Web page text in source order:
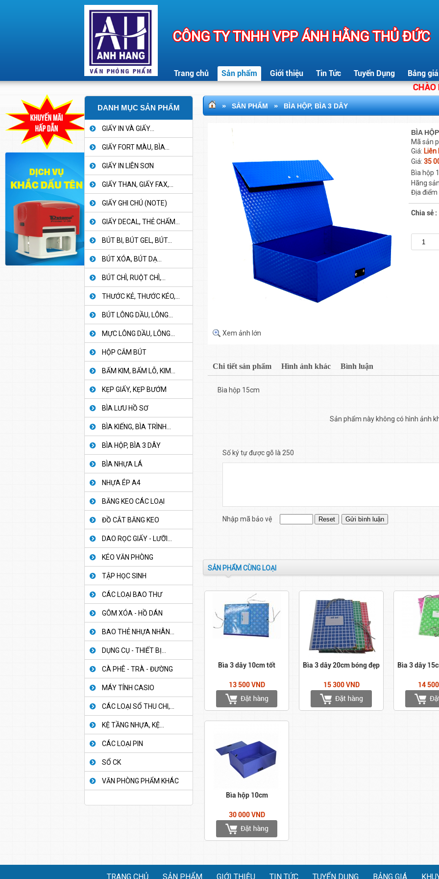
CÔNG TY TNHH VPP ÁNH HẰNG THỦ ĐỨC
Trang chủ Sản phẩm Giới thiệu Tin Tức Tuyển Dụng Bảng giá
CHÀO
DANH MỤC SẢN PHẨM
GIẤY IN VÀ GIẤY...
GIẤY FORT MÀU, BÌA...
GIẤY IN LIÊN SƠN
GIẤY THAN, GIẤY FAX,...
GIẤY GHI CHÚ (NOTE)
GIẤY DECAL, THẺ CHẤM...
BÚT BI, BÚT GEL, BÚT...
BÚT XÓA, BÚT DẠ...
BÚT CHÌ, RUỘT CHÌ,...
THƯỚC KẺ, THƯỚC KÉO,...
BÚT LÔNG DẦU, LÔNG...
MỰC LÔNG DẦU, LÔNG...
HỘP CẮM BÚT
BẤM KIM, BẤM LỖ, KIM...
KẸP GIẤY, KẸP BƯỚM
BÌA LƯU HỒ SƠ
BÌA KIẾNG, BÌA TRÌNH...
BÌA HỘP, BÌA 3 DÂY
BÌA NHỰA LÁ
NHỰA ÉP A4
BĂNG KEO CÁC LOẠI
ĐỒ CẮT BĂNG KEO
DAO RỌC GIẤY - LƯỠI...
KÉO VĂN PHÒNG
TẬP HỌC SINH
CÁC LOẠI BAO THƯ
GÔM XÓA - HỒ DÁN
BAO THẺ NHỰA NHÂN...
DỤNG CỤ - THIẾT BỊ...
CÀ PHÊ - TRÀ - ĐƯỜNG
MÁY TÍNH CASIO
CÁC LOẠI SỔ THU CHI,...
KỆ TẦNG NHỰA, KỆ...
CÁC LOẠI PIN
SỔ CK
VĂN PHÒNG PHẨM KHÁC
» SẢN PHẨM » BÌA HỘP, BÌA 3 DÂY
Xem ảnh lớn
BÌA
Mã sản
Giá: Liên
Giá: 35
Bìa hộp
Hãng
Địa điểm
Chia sẻ :
Chi tiết sản phẩm Hình ảnh khác Bình luận
Bìa hộp 15cm
Sản phẩm này không có hình ảnh
Số ký tự được gõ là 250
Nhập mã bảo vệ
SẢN PHẨM CÙNG LOẠI
Bìa 3 dây 10cm tốt
13 500 VND
Bìa 3 dây 20cm bóng đẹp
15 300 VND
Bìa 3 dây
14
Bìa hộp 10cm
30 000 VND
TRANG CHỦ SẢN PHẨM GIỚI THIỆU TIN TỨC TUYỂN DỤNG BẢNG GIÁ